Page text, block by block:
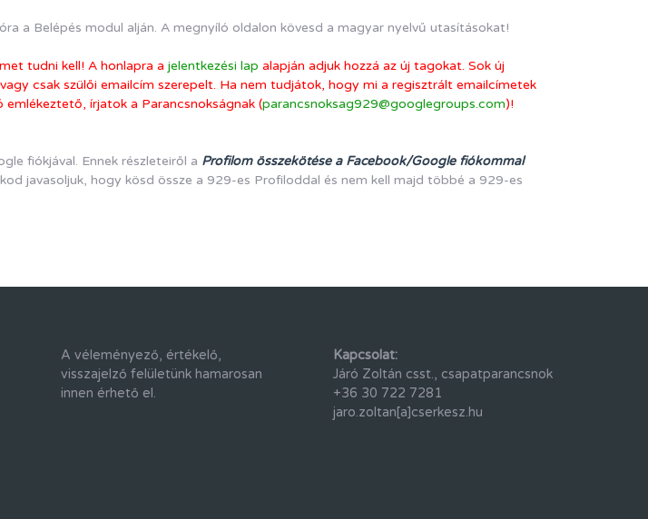
a Belépés modul alján. A megnyíló oldalon kövesd a magyar nyelvű utasításokat!
tudni kell! A honlapra a jelentkezési lap alapján adjuk hozzá az új tagokat. Sok új
csak szülői emailcím szerepelt. Ha nem tudjátok, hogy mi a regisztrált emailcímetek
írjatok a Parancsnokságnak (parancsnoksag929@googlegroups.com)!
fiókjával. Ennek részleteiről a Profilom összekötése a Facebook/Google fiókommal
javasoljuk, hogy kösd össze a 929-es Profiloddal és nem kell majd többé a 929-es
A véleményező, értékelő,
visszajelző felületünk hamarosan
innen érhető el.
Kapcsolat:
Járó Zoltán csst., csapatparancsnok
+36 30 722 7281
jaro.zoltan[a]cserkesz.hu